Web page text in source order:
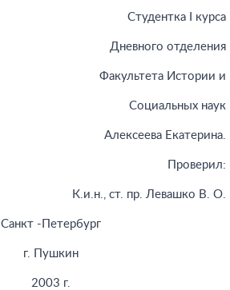
Студентка I курса
Дневного отделения
Факультета Истории и
Социальных наук
Алексеева Екатерина.
Проверил:
К.и.н., ст. пр. Левашко В. О.
Санкт -Петербург
г. Пушкин
2003 г.